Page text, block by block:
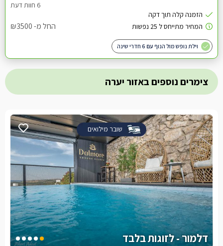
החל מ- ₪3500
וילת נופש מול הנוף עם 6 חדרי שינה
צימרים נוספים באזור יערה
שובר מילואים
דלמור - לזוגות בלבד